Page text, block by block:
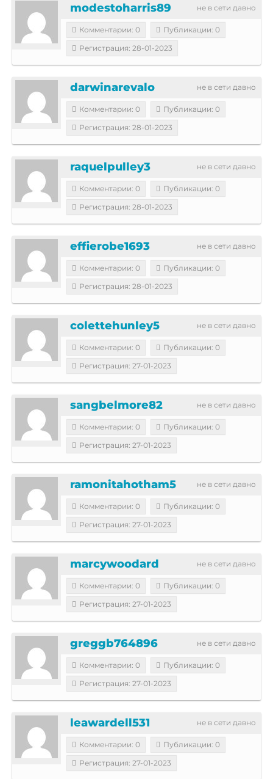
не в сети давно
modestoharris89
Комментарии: 0
Публикации: 0
Регистрация: 28-01-2023
не в сети давно
darwinarevalo
Комментарии: 0
Публикации: 0
Регистрация: 28-01-2023
не в сети давно
raquelpulley3
Комментарии: 0
Публикации: 0
Регистрация: 28-01-2023
не в сети давно
effierobe1693
Комментарии: 0
Публикации: 0
Регистрация: 28-01-2023
не в сети давно
colettehunley5
Комментарии: 0
Публикации: 0
Регистрация: 27-01-2023
не в сети давно
sangbelmore82
Комментарии: 0
Публикации: 0
Регистрация: 27-01-2023
не в сети давно
ramonitahotham5
Комментарии: 0
Публикации: 0
Регистрация: 27-01-2023
не в сети давно
marcywoodard
Комментарии: 0
Публикации: 0
Регистрация: 27-01-2023
не в сети давно
greggb764896
Комментарии: 0
Публикации: 0
Регистрация: 27-01-2023
не в сети давно
leawardell531
Комментарии: 0
Публикации: 0
Регистрация: 27-01-2023